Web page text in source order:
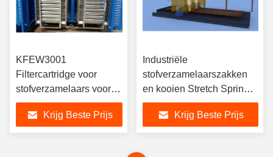
KFEW3001
Filtercartridge voor
stofverzamelaars voor
Silo Top R03 Stoffilter /
stofverzamelaars
Krijg Beste Prijs
Industriële
stofverzamelaarszakken
en kooien Stretch Spring
Bag Cage Round
Krijg Beste Prijs